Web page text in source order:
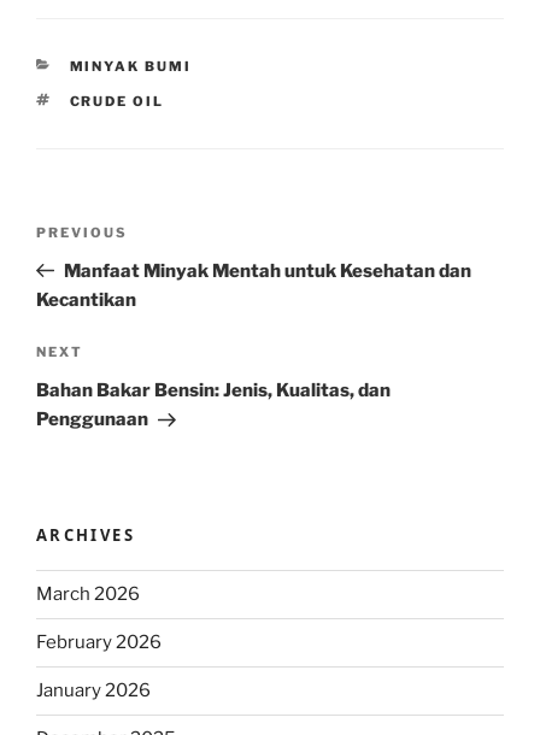
CATEGORIES
MINYAK BUMI
TAGS
CRUDE OIL
Previous
Post
PREVIOUS
Manfaat Minyak Mentah untuk Kesehatan dan
Kecantikan
Next
Post
NEXT
Bahan Bakar Bensin: Jenis, Kualitas, dan
Penggunaan
ARCHIVES
March 2026
February 2026
January 2026